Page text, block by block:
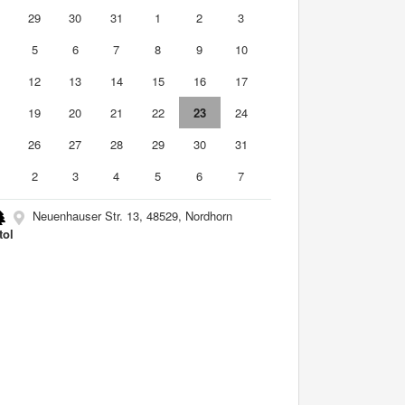
29 30 31 1 2
3
5 6 7 8 9
10
12 13 14 15 16
17
19 20 21 22 23
24
26 27 28 29 30
31
2 3 4 5 6 7
Neuenhauser Str. 13, 48529, Nordhorn